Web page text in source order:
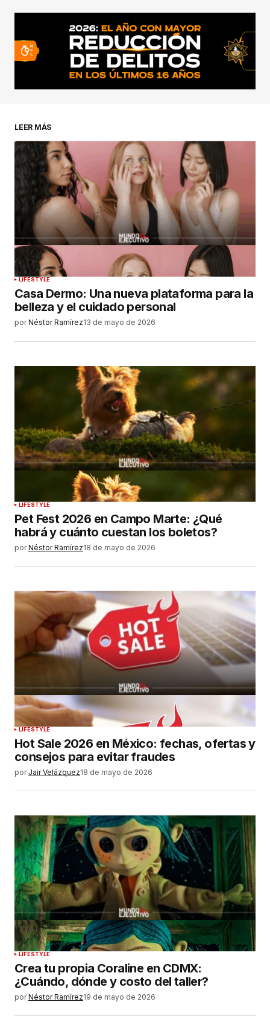
LEER MÁS
LIFESTYLE
Casa Dermo: Una nueva plataforma para la
belleza y el cuidado personal
por Néstor Ramírez13 de mayo de 2026
LIFESTYLE
Pet Fest 2026 en Campo Marte: ¿Qué
habrá y cuánto cuestan los boletos?
por Néstor Ramírez18 de mayo de 2026
LIFESTYLE
Hot Sale 2026 en México: fechas, ofertas y
consejos para evitar fraudes
por Jair Velázquez18 de mayo de 2026
LIFESTYLE
Crea tu propia Coraline en CDMX:
¿Cuándo, dónde y costo del taller?
por Néstor Ramírez19 de mayo de 2026